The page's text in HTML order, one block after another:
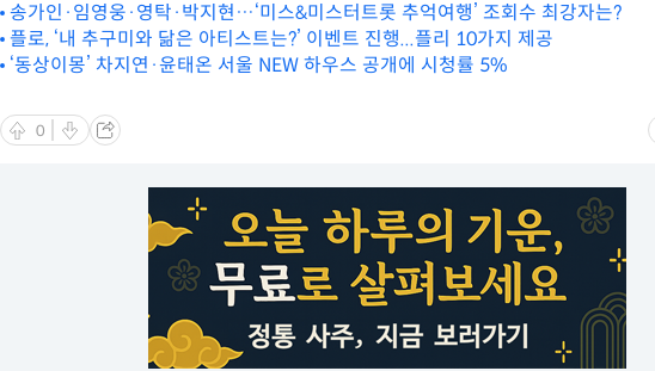
송가인·임영웅·영탁·박지현…‘미스&미스터트롯 추억여행’ 조회수 최강자는?
플로, ‘내 추구미와 닮은 아티스트는?’ 이벤트 진행...플리 10가지 제공
‘동상이몽’ 차지연·윤태온 서울 NEW 하우스 공개에 시청률 5%
0